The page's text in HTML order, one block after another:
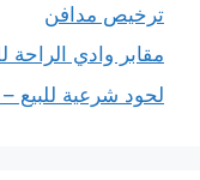
ترخيص مدافن
مقابر وادي الراحة
لحود شرعية للبيع